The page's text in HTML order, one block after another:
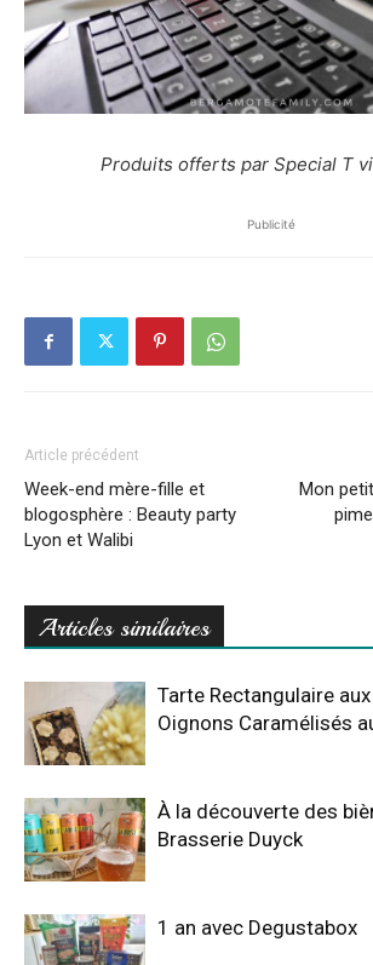
Produits offerts par Special T
Publicité
Article précédent
Week-end mère-fille et
blogosphère : Beauty party
Lyon et Walibi
Mon
Articles similaires
Tarte Rectangulaire
Oignons Caramélisés
À la découverte des
Brasserie Duyck
1 an avec Degustabox